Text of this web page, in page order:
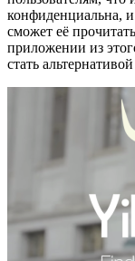
конфиденциальна,
сможет её
приложении из
стать